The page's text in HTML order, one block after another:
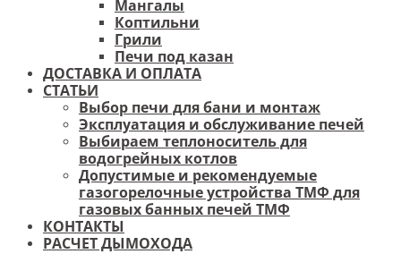
Мангалы
Коптильни
Грили
Печи под казан
ДОСТАВКА И ОПЛАТА
СТАТЬИ
Выбор печи для бани и монтаж
Эксплуатация и обслуживание печей
Выбираем теплоноситель для
водогрейных котлов
Допустимые и рекомендуемые
газогорелочные устройства ТМФ для
газовых банных печей ТМФ
КОНТАКТЫ
РАСЧЕТ ДЫМОХОДА